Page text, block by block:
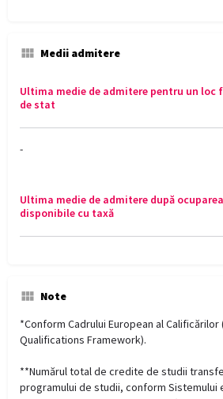
Medii admitere
Ultima medie de admitere pentru un
de stat
-
Ultima medie de admitere după
disponibile cu taxă
Note
*Conform Cadrului European al Calificărilor
Qualifications Framework).
**Numărul total de credite de studii
programului de studii, conform Sistemului